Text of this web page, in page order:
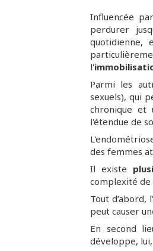
Influencée
perdurer
quotidienne,
l'
Parmi les
sexuels), qui
chronique et
l'étendue de
des femmes
Il existe
complexité de
Tout d’abord, l’
peut causer
En second
développe,